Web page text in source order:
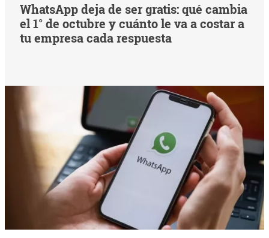
WhatsApp deja de ser gratis: qué cambia
el 1° de octubre y cuánto le va a costar a
tu empresa cada respuesta